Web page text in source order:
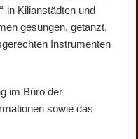
in Kilianstädten und
gesungen, getanzt,
Instrumenten
im Büro der
sowie das